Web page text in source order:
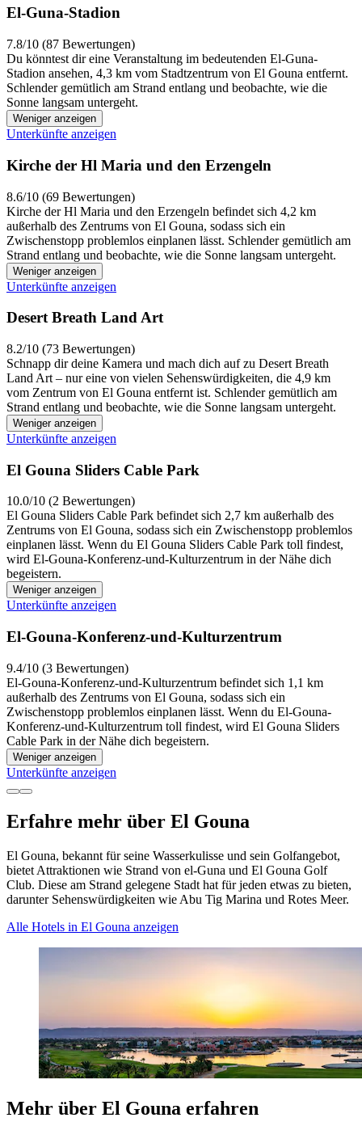
El-Guna-Stadion
7.8/10 (87 Bewertungen)
Du könntest dir eine Veranstaltung im bedeutenden El-Guna-
Stadion ansehen, 4,3 km vom Stadtzentrum von El Gouna entfernt.
Schlender gemütlich am Strand entlang und beobachte, wie die
Sonne langsam untergeht.
Weniger anzeigen
Unterkünfte anzeigen
Kirche der Hl Maria und den Erzengeln
8.6/10 (69 Bewertungen)
Kirche der Hl Maria und den Erzengeln befindet sich 4,2 km
außerhalb des Zentrums von El Gouna, sodass sich ein
Zwischenstopp problemlos einplanen lässt. Schlender gemütlich am
Strand entlang und beobachte, wie die Sonne langsam untergeht.
Weniger anzeigen
Unterkünfte anzeigen
Desert Breath Land Art
8.2/10 (73 Bewertungen)
Schnapp dir deine Kamera und mach dich auf zu Desert Breath
Land Art – nur eine von vielen Sehenswürdigkeiten, die 4,9 km
vom Zentrum von El Gouna entfernt ist. Schlender gemütlich am
Strand entlang und beobachte, wie die Sonne langsam untergeht.
Weniger anzeigen
Unterkünfte anzeigen
El Gouna Sliders Cable Park
10.0/10 (2 Bewertungen)
El Gouna Sliders Cable Park befindet sich 2,7 km außerhalb des
Zentrums von El Gouna, sodass sich ein Zwischenstopp problemlos
einplanen lässt. Wenn du El Gouna Sliders Cable Park toll findest,
wird El-Gouna-Konferenz-und-Kulturzentrum in der Nähe dich
begeistern.
Weniger anzeigen
Unterkünfte anzeigen
El-Gouna-Konferenz-und-Kulturzentrum
9.4/10 (3 Bewertungen)
El-Gouna-Konferenz-und-Kulturzentrum befindet sich 1,1 km
außerhalb des Zentrums von El Gouna, sodass sich ein
Zwischenstopp problemlos einplanen lässt. Wenn du El-Gouna-
Konferenz-und-Kulturzentrum toll findest, wird El Gouna Sliders
Cable Park in der Nähe dich begeistern.
Weniger anzeigen
Unterkünfte anzeigen
Erfahre mehr über El Gouna
El Gouna, bekannt für seine Wasserkulisse und sein Golfangebot,
bietet Attraktionen wie Strand von el-Guna und El Gouna Golf
Club. Diese am Strand gelegene Stadt hat für jeden etwas zu bieten,
darunter Sehenswürdigkeiten wie Abu Tig Marina und Rotes Meer.
Alle Hotels in El Gouna anzeigen
Mehr über El Gouna erfahren